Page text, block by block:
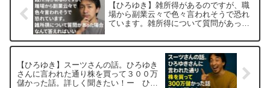
【ひろゆき】雑所得があるのですが、職
場から副業云々で色々言われそうで恐れ
ています。雑所得について質問があった
り抜き 20250915
【ひろゆき】スーツさんの話。ひろゆき
さんに言われた通り株を買って３００万
儲かった話。詳しく聞きたい！ー ひろ